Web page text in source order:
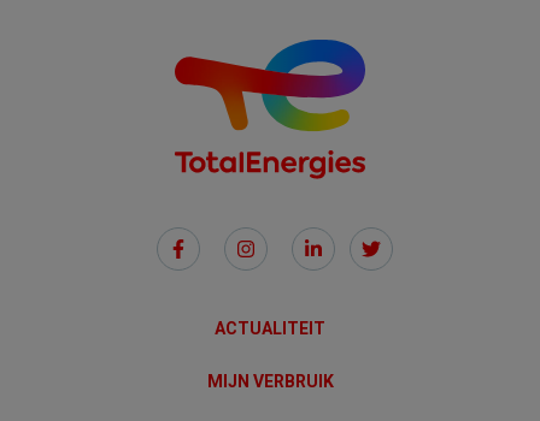
Social
Links
ACTUALITEIT
MIJN VERBRUIK